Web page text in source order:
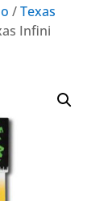
/Texas
Infini